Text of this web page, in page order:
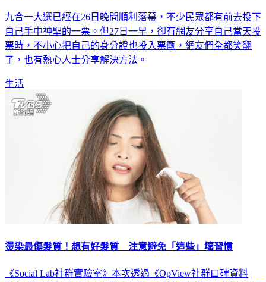
九合一大選已經在26日晚間順利落幕，不少民眾都有前去投下
自己手中神聖的一票。但27日一早，卻有網友分享自己當天投
票時，不小心把自己的身分證也投入票匭，網友們全都笑翻
了，也有熱心人士分享解決方法。
生活
燙染最傷髮質！想有好髮質 注意避免「這些」壞習慣
《Social Lab社群實驗室》本次透過《OpView社群口碑資料